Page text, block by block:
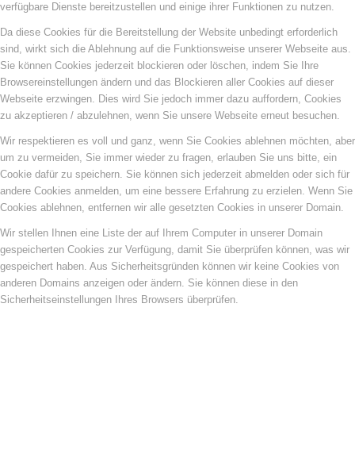
verfügbare Dienste bereitzustellen und einige ihrer Funktionen zu nutzen.
Da diese Cookies für die Bereitstellung der Website unbedingt erforderlich
sind, wirkt sich die Ablehnung auf die Funktionsweise unserer Webseite aus.
Sie können Cookies jederzeit blockieren oder löschen, indem Sie Ihre
Browsereinstellungen ändern und das Blockieren aller Cookies auf dieser
Webseite erzwingen. Dies wird Sie jedoch immer dazu auffordern, Cookies
zu akzeptieren / abzulehnen, wenn Sie unsere Webseite erneut besuchen.
Wir respektieren es voll und ganz, wenn Sie Cookies ablehnen möchten, aber
um zu vermeiden, Sie immer wieder zu fragen, erlauben Sie uns bitte, ein
Cookie dafür zu speichern. Sie können sich jederzeit abmelden oder sich für
andere Cookies anmelden, um eine bessere Erfahrung zu erzielen. Wenn Sie
Cookies ablehnen, entfernen wir alle gesetzten Cookies in unserer Domain.
Wir stellen Ihnen eine Liste der auf Ihrem Computer in unserer Domain
gespeicherten Cookies zur Verfügung, damit Sie überprüfen können, was wir
gespeichert haben. Aus Sicherheitsgründen können wir keine Cookies von
anderen Domains anzeigen oder ändern. Sie können diese in den
Sicherheitseinstellungen Ihres Browsers überprüfen.